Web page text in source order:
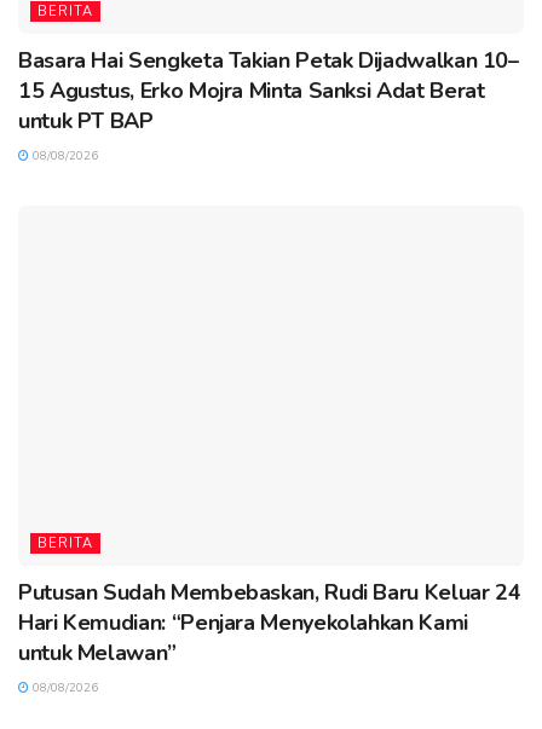
BERITA
Basara Hai Sengketa Takian Petak Dijadwalkan 10–
15 Agustus, Erko Mojra Minta Sanksi Adat Berat
untuk PT BAP
08/08/2026
BERITA
Putusan Sudah Membebaskan, Rudi Baru Keluar 24
Hari Kemudian: “Penjara Menyekolahkan Kami
untuk Melawan”
08/08/2026